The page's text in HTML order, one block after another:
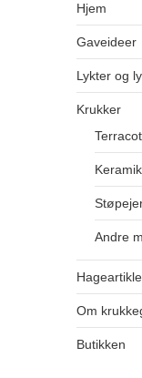
Hjem
Gaveideer
Lykter og
Krukker
Andre
Om
Butikken